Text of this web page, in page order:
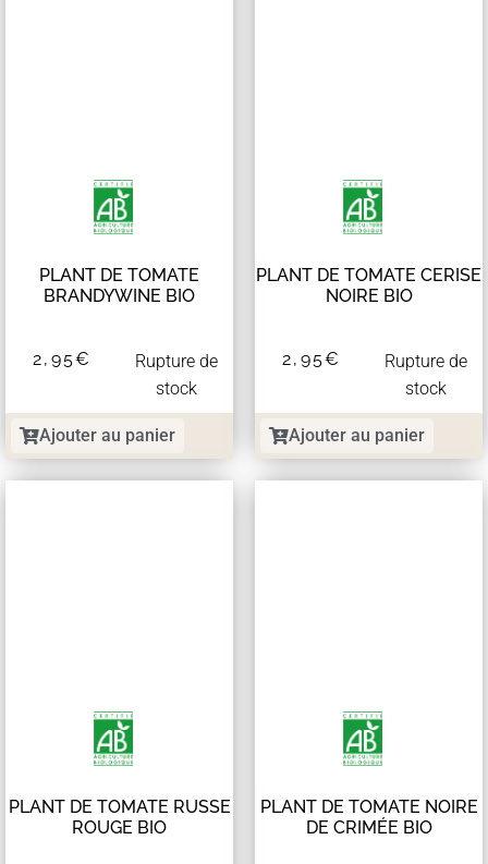
PLANT DE TOMATE
BRANDYWINE BIO
2,95€
Rupture de
stock
Ajouter au panier
PLANT DE TOMATE CERISE
NOIRE BIO
2,95€
Rupture de
stock
Ajouter au panier
PLANT DE TOMATE RUSSE
ROUGE BIO
PLANT DE TOMATE NOIRE
DE CRIMÉE BIO